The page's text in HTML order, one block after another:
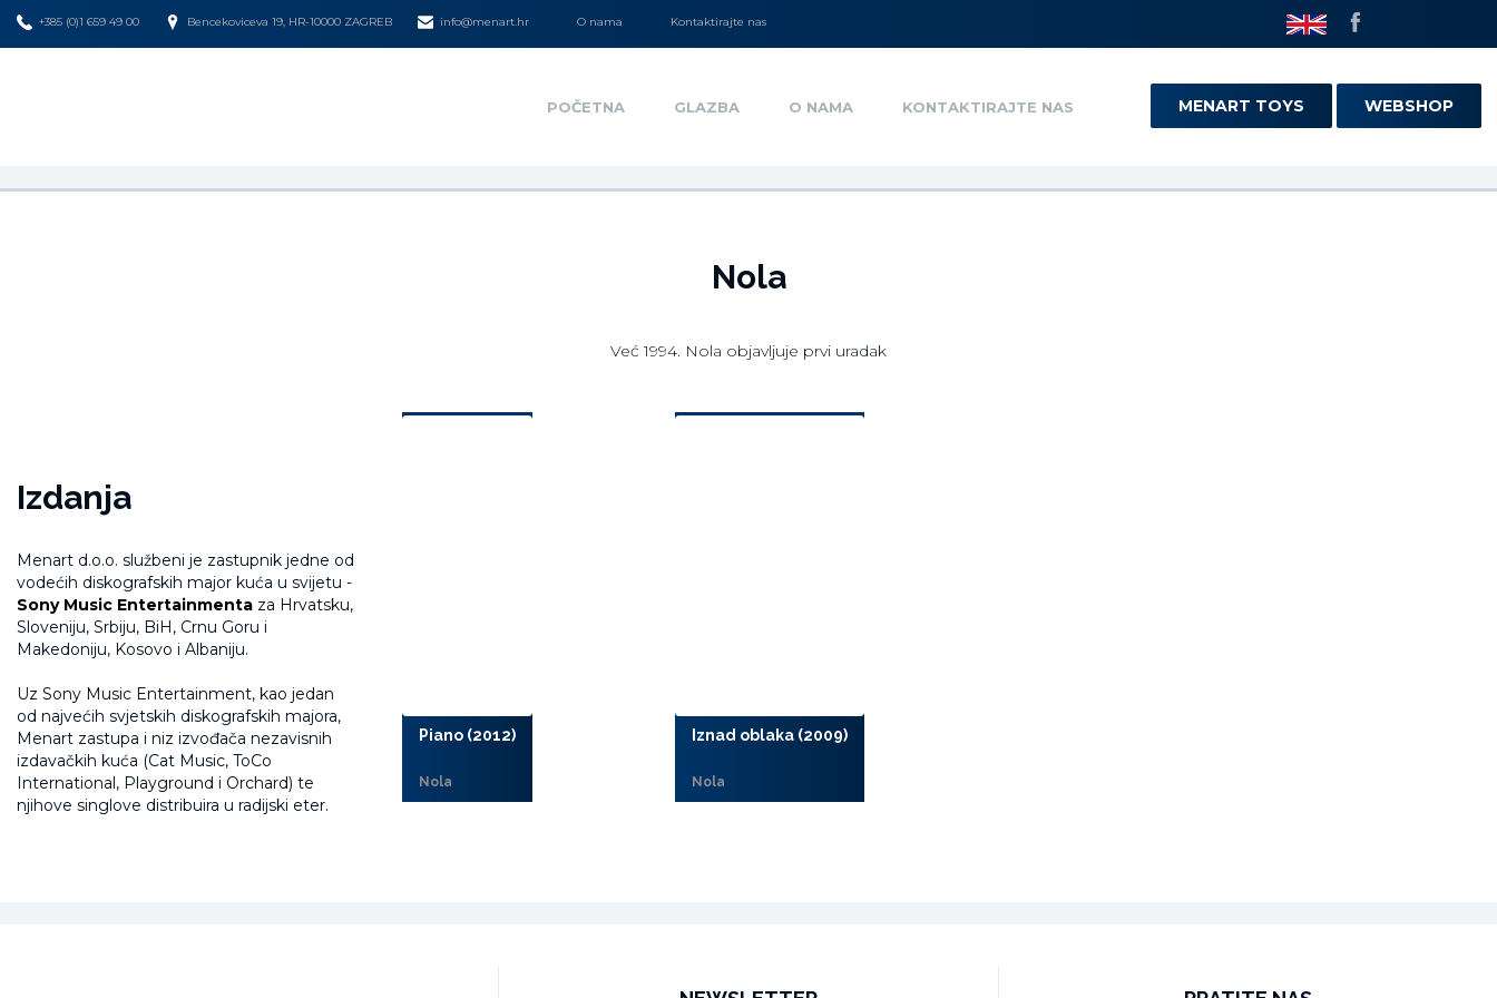
+385 (0)1 659 49 00 Bencekoviceva 19, HR-10000 ZAGREB info@menart.hr O nama Kontaktirajte nas
POČETNA GLAZBA O NAMA KONTAKTIRAJTE NAS MENART TOYS WEBSHOP
Nola
Već 1994. Nola objavljuje prvi uradak
Izdanja
Menart d.o.o. službeni je zastupnik jedne od
vodećih diskografskih major kuća u svijetu -
Sony Music Entertainmenta za Hrvatsku,
Sloveniju, Srbiju, BiH, Crnu Goru i
Makedoniju, Kosovo i Albaniju.
Uz Sony Music Entertainment, kao jedan
od najvećih svjetskih diskografskih majora,
Menart zastupa i niz izvođača nezavisnih
izdavačkih kuća (Cat Music, ToCo
International, Playground i Orchard) te
njihove singlove distribuira u radijski eter.
Piano (2012)
Nola
Iznad oblaka (2009)
Nola